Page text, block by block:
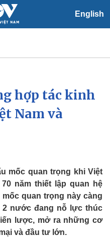
English
Xã hội
Tin 24h
Dự báo thời tiết
hợp tác kinh
Nam và
mốc quan trọng khi Việt
năm thiết lập quan hệ
mốc quan trọng này càng
nước đang nỗ lực thúc
lược, mở ra những cơ
và đầu tư lớn.